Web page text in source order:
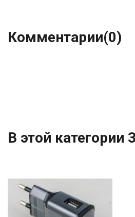
Комментарии(0)
В этой категории